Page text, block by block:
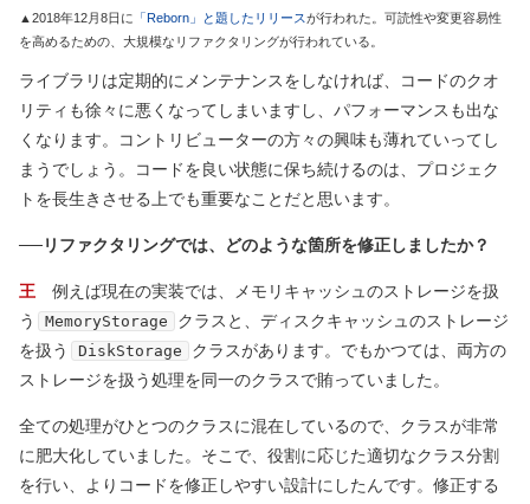
▲2018年12月8日に 「Reborn」と題したリリースが行われた。可読性や変更容易性
を高めるための、大規模なリファクタリングが行われている。
ライブラリは定期的にメンテナンスをしなければ、コードのクオ
リティも徐々に悪くなってしまいますし、パフォーマンスも出な
くなります。コントリビューターの方々の興味も薄れていってし
まうでしょう。コードを良い状態に保ち続けるのは、プロジェク
トを長生きさせる上でも重要なことだと思います。
──リファクタリングでは、どのような箇所を修正しましたか？
王 例えば現在の実装では、メモリキャッシュのストレージを扱
う
MemoryStorage
クラスと、ディスクキャッシュのストレージ
を扱う
DiskStorage
クラスがあります。でもかつては、両方の
ストレージを扱う処理を同一のクラスで賄っていました。
全ての処理がひとつのクラスに混在しているので、クラスが非常
に肥大化していました。そこで、役割に応じた適切なクラス分割
を行い、よりコードを修正しやすい設計にしたんです。修正する